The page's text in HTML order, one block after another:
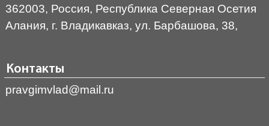
362003, Россия, Республика Северная Осетия
Алания, г. Владикавказ, ул. Барбашова, 38,
Контакты
pravgimvlad@mail.ru